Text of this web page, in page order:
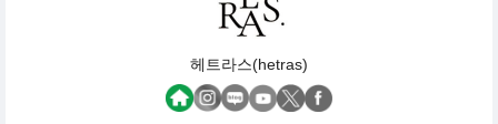
헤트라스(hetras)